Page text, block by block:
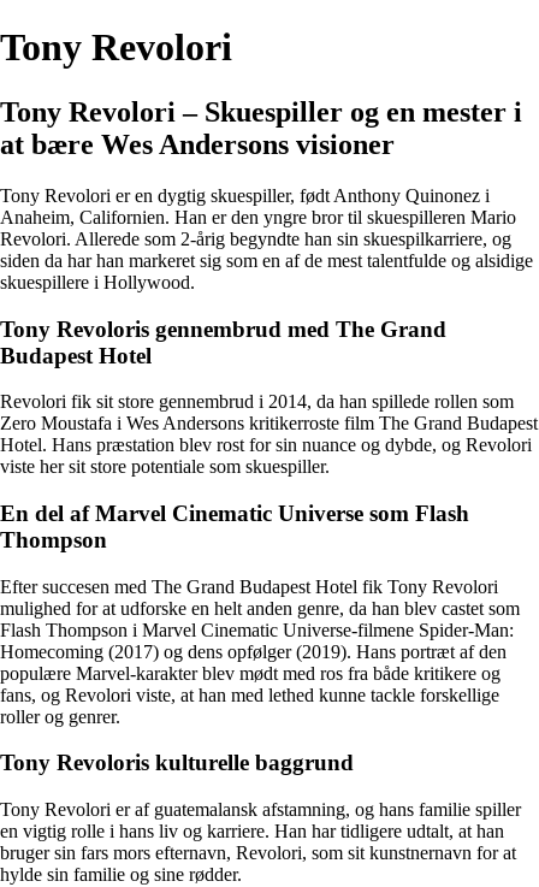
Tony Revolori
Tony Revolori – Skuespiller og en mester i
at bære Wes Andersons visioner
Tony Revolori er en dygtig skuespiller, født Anthony Quinonez i
Anaheim, Californien. Han er den yngre bror til skuespilleren Mario
Revolori. Allerede som 2-årig begyndte han sin skuespilkarriere, og
siden da har han markeret sig som en af de mest talentfulde og alsidige
skuespillere i Hollywood.
Tony Revoloris gennembrud med The Grand
Budapest Hotel
Revolori fik sit store gennembrud i 2014, da han spillede rollen som
Zero Moustafa i Wes Andersons kritikerroste film The Grand Budapest
Hotel. Hans præstation blev rost for sin nuance og dybde, og Revolori
viste her sit store potentiale som skuespiller.
En del af Marvel Cinematic Universe som Flash
Thompson
Efter succesen med The Grand Budapest Hotel fik Tony Revolori
mulighed for at udforske en helt anden genre, da han blev castet som
Flash Thompson i Marvel Cinematic Universe-filmene Spider-Man:
Homecoming (2017) og dens opfølger (2019). Hans portræt af den
populære Marvel-karakter blev mødt med ros fra både kritikere og
fans, og Revolori viste, at han med lethed kunne tackle forskellige
roller og genrer.
Tony Revoloris kulturelle baggrund
Tony Revolori er af guatemalansk afstamning, og hans familie spiller
en vigtig rolle i hans liv og karriere. Han har tidligere udtalt, at han
bruger sin fars mors efternavn, Revolori, som sit kunstnernavn for at
hylde sin familie og sine rødder.